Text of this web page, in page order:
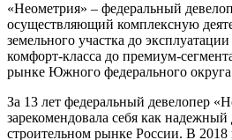
«Неометрия» – федеральный
осуществляющий комплексную
земельного участка до
комфорт-класса до премиум-
рынке Южного федерального округа
За 13 лет федеральный девелопер
зарекомендовала себя как
строительном рынке России. В 2018